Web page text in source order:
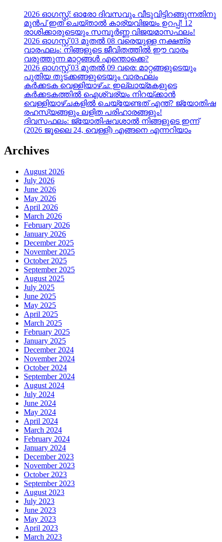
2026 ഓഗസ്റ്റ്: ഓരോ ദിവസവും വീടുവിട്ടിറങ്ങുന്നതിനു
മുൻപ് ഇത് ചെയ്താൽ കാര്യവിജയം ഉറപ്പ്! 12
രാശിക്കാരുടെയും സമ്പൂർണ്ണ വിജയമാസഫലം!
2026 ഓഗസ്റ്റ് 03 മുതൽ 08 വരെയുള്ള നക്ഷത്ര
വാരഫലം: നിങ്ങളുടെ ജീവിതത്തിൽ ഈ വാരം
വരുത്തുന്ന മാറ്റങ്ങൾ എന്തൊക്കെ?
2026 ഓഗസ്റ്റ് 03 മുതൽ 09 വരെ: മാറ്റങ്ങളുടെയും
പുതിയ തുടക്കങ്ങളുടെയും വാരഫലം
കർക്കടക വെള്ളിയാഴ്ച: ഇല്ലായ്മകളുടെ
കർക്കടകത്തിൽ ഐശ്വര്യം നിറയ്ക്കാൻ
വെള്ളിയാഴ്ചകളിൽ ചെയ്യേണ്ടത് എന്ത്? ജ്യോതിഷ
രഹസ്യങ്ങളും ലളിത പരിഹാരങ്ങളും!
ദിവസഫലം: ജ്യോതിഷവശാൽ നിങ്ങളുടെ ഇന്ന്‌
(2026 ജൂലൈ 24, വെള്ളി) എങ്ങനെ എന്നറിയാം
Archives
August 2026
July 2026
June 2026
May 2026
April 2026
March 2026
February 2026
January 2026
December 2025
November 2025
October 2025
September 2025
August 2025
July 2025
June 2025
May 2025
April 2025
March 2025
February 2025
January 2025
December 2024
November 2024
October 2024
September 2024
August 2024
July 2024
June 2024
May 2024
April 2024
March 2024
February 2024
January 2024
December 2023
November 2023
October 2023
September 2023
August 2023
July 2023
June 2023
May 2023
April 2023
March 2023